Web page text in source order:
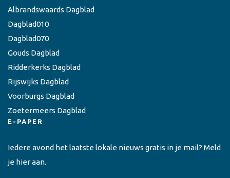
Albrandswaards Dagblad
Dagblad010
Dagblad070
Gouds Dagblad
Ridderkerks Dagblad
Rijswijks Dagblad
Voorburgs Dagblad
Zoetermeers Dagblad
E-PAPER
Iedere avond het laatste lokale nieuws gratis in je mail? Meld
je hier aan.